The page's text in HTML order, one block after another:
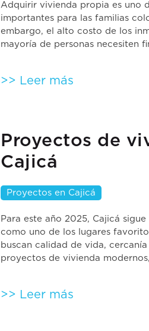
Adquirir vivienda propia es uno
importantes para las familias
embargo, el alto costo de los
mayoría de personas necesiten
>> Leer más
Proyectos de
Cajicá
Proyectos en Cajicá
Para este año 2025, Cajicá
como uno de los lugares
buscan calidad de vida,
proyectos de vivienda
>> Leer más